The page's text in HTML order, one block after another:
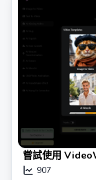
嘗試使用
907